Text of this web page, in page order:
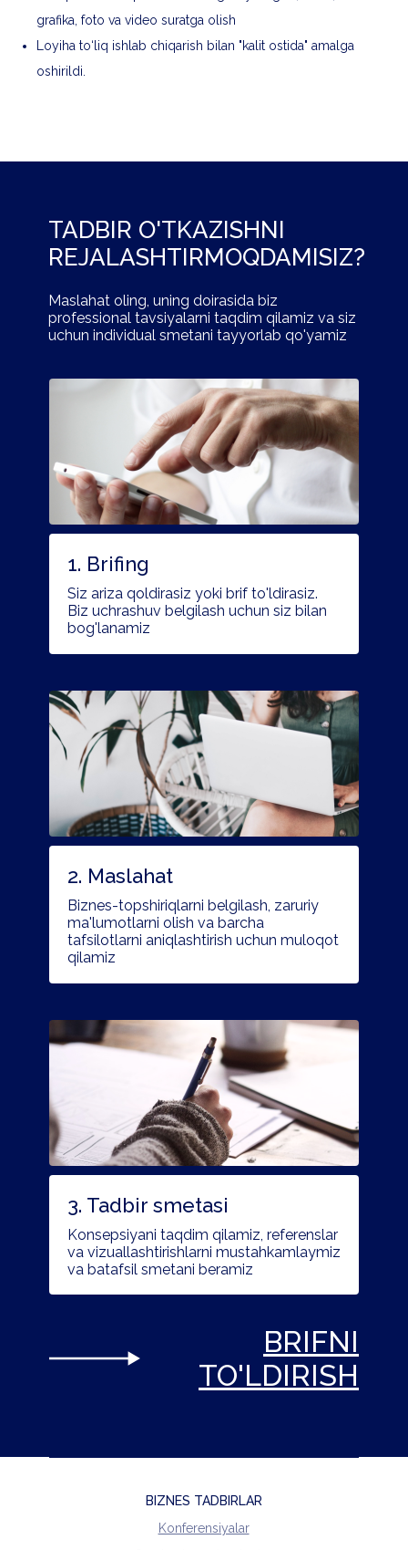
grafika, foto va video suratga olish
Loyiha to‘liq ishlab chiqarish bilan "kalit ostida" amalga
oshirildi.
TADBIR O'TKAZISHNI
REJALASHTIRMOQDAMISIZ?
Maslahat oling, uning doirasida biz
professional tavsiyalarni taqdim qilamiz va siz
uchun individual smetani tayyorlab qo'yamiz
BRIFNI
TO'LDIRISH
Siz ariza qoldirasiz yoki brif to'ldirasiz.
Biz uchrashuv belgilash uchun siz bilan
bog'lanamiz
Biznes-topshiriqlarni belgilash, zaruriy
ma'lumotlarni olish va barcha
tafsilotlarni aniqlashtirish uchun muloqot
qilamiz
Konsepsiyani taqdim qilamiz, referenslar
va vizuallashtirishlarni mustahkamlaymiz
va batafsil smetani beramiz
1. Brifing
2. Maslahat
3. Tadbir smetasi
BIZNES TADBIRLAR
Konferensiyalar